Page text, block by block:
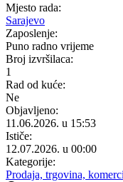
Mjesto rada:
Sarajevo
Zaposlenje:
Puno radno vrijeme
Broj izvršilaca:
1
Rad od kuće:
Ne
Objavljeno:
11.06.2026. u 15:53
Ističe:
12.07.2026. u 00:00
Kategorije:
Prodaja, trgovina,